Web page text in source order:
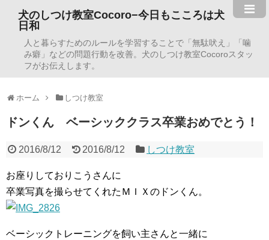
犬のしつけ教室Cocoro−今日もこころは犬
日和
人と暮らすためのルールを学習することで「無駄吠え」「噛
み癖」などの問題行動を改善。犬のしつけ教室Cocoroスタッ
フがお伝えします。
ホーム しつけ教室
ドンくん ベーシッククラス卒業おめでとう！
2016/8/12 2016/8/12 しつけ教室
お座りしておりこうさんに
卒業写真を撮らせてくれたＭＩＸのドンくん。
ベーシックトレーニングを飼い主さんと一緒に